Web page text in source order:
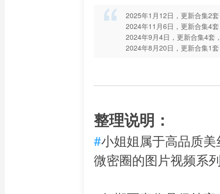
2025年1月12日，更新合集2
2024年11月6日，更新合集4
2024年9月4日，更新合集4套
2024年8月20日，更新合集1
整理说明：
#小姐姐属于高品质
微密圈的图片视频系